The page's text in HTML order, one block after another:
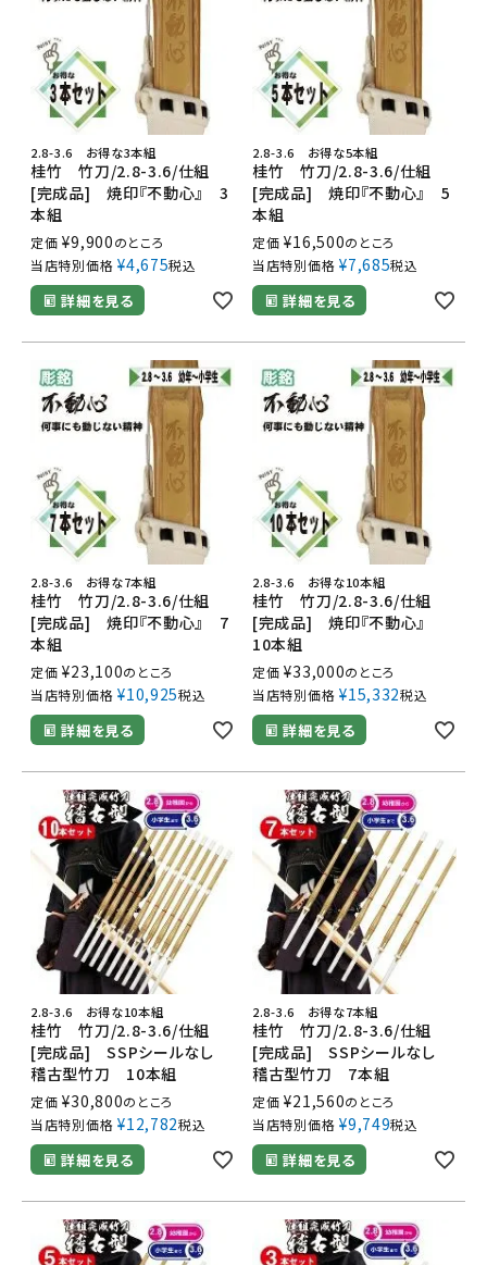
2.8-3.6 お得な3本組
桂竹 竹刀/2.8-3.6/仕組
[完成品] 焼印『不動心』 3
本組
定価 ¥9,900のところ
当店特別価格 ¥4,675税込
詳細を見る
2.8-3.6 お得な5本組
桂竹 竹刀/2.8-3.6/仕組
[完成品] 焼印『不動心』 5
本組
定価 ¥16,500のところ
当店特別価格 ¥7,685税込
詳細を見る
2.8-3.6 お得な7本組
桂竹 竹刀/2.8-3.6/仕組
[完成品] 焼印『不動心』 7
本組
定価 ¥23,100のところ
当店特別価格 ¥10,925税込
詳細を見る
2.8-3.6 お得な10本組
桂竹 竹刀/2.8-3.6/仕組
[完成品] 焼印『不動心』
10本組
定価 ¥33,000のところ
当店特別価格 ¥15,332税込
詳細を見る
2.8-3.6 お得な10本組
桂竹 竹刀/2.8-3.6/仕組
[完成品] SSPシールなし
稽古型竹刀 10本組
定価 ¥30,800のところ
当店特別価格 ¥12,782税込
詳細を見る
2.8-3.6 お得な7本組
桂竹 竹刀/2.8-3.6/仕組
[完成品] SSPシールなし
稽古型竹刀 7本組
定価 ¥21,560のところ
当店特別価格 ¥9,749税込
詳細を見る